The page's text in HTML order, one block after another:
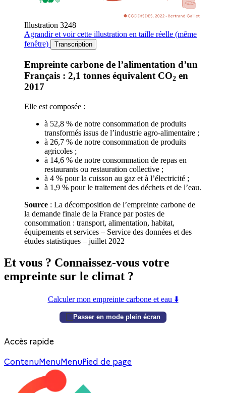
Illustration 3248
Agrandiret voir cette illustration en taille réelle (même
fenêtre)
Transcription
Empreinte carbone de l’alimentation d’un
Français : 2,1 tonnes équivalent CO2 en
2017
Elle est composée :
à 52,8 % de notre consommation de produits
transformés issus de l’industrie agro-alimentaire ;
à 26,7 % de notre consommation de produits
agricoles ;
à 14,6 % de notre consommation de repas en
restaurants ou restauration collective ;
à 4 % pour la cuisson au gaz et à l’électricité ;
à 1,9 % pour le traitement des déchets et de l’eau.
Source : La décomposition de l’empreinte carbone de
la demande finale de la France par postes de
consommation : transport, alimentation, habitat,
équipements et services – Service des données et des
études statistiques – juillet 2022
Et vous ? Connaissez-vous votre
empreinte sur le climat ?
Calculer mon empreinte carbone et eau ⬇️
Passer en mode plein écran